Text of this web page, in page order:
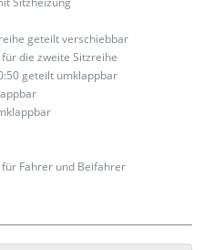
geteilt verschiebbar
die zweite Sitzreihe
geteilt umklappbar
Fahrer und Beifahrer